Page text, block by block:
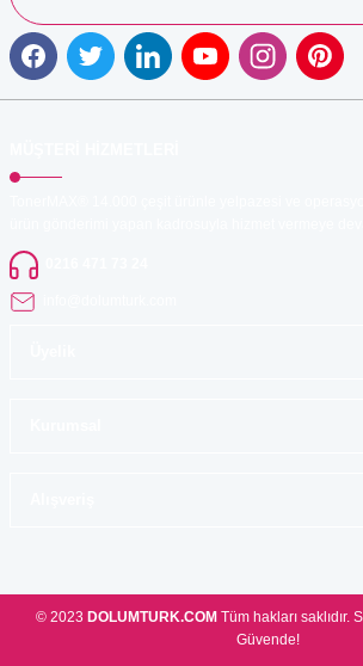
© 2023 DOLUMTURK.COMTüm hakları saklıdır.
Güvende!